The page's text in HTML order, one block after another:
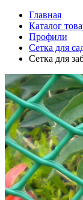
Главная
Каталог
Профили
Сетка для
Сетка для